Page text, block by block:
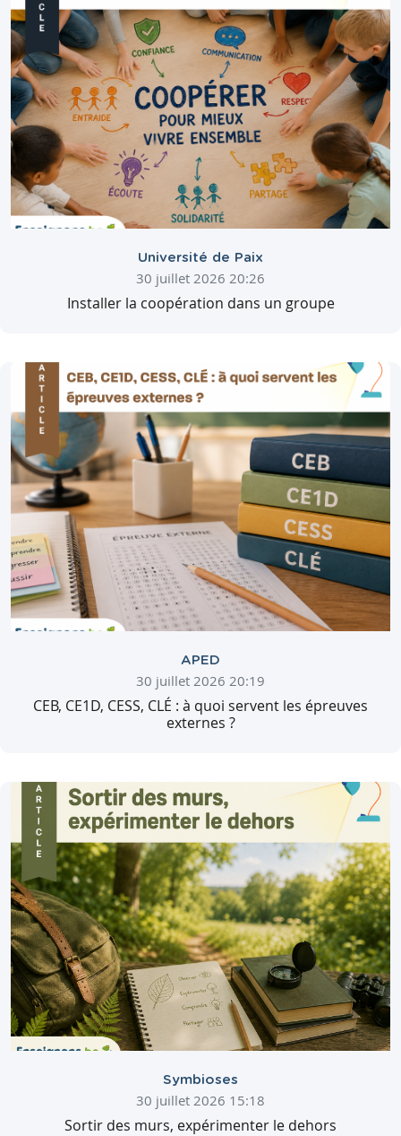
Université de Paix
30 juillet 2026 20:26
Installer la coopération dans un groupe
APED
30 juillet 2026 20:19
CEB, CE1D, CESS, CLÉ : à quoi servent les épreuves
externes ?
Symbioses
30 juillet 2026 15:18
Sortir des murs, expérimenter le dehors